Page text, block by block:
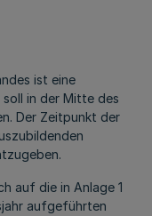
ist eine
in der Mitte des
Der Zeitpunkt der
auf die in Anlage 1
aufgeführten